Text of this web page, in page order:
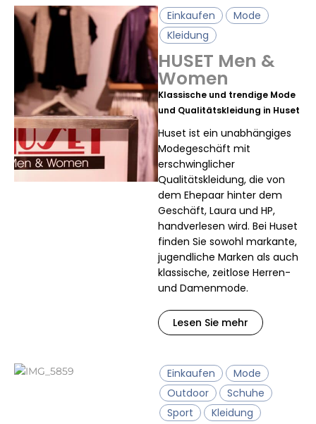
Einkaufen
Mode
Kleidung
HUSET Men &
Women
Klassische und trendige Mode
und Qualitätskleidung in Huset
Huset ist ein unabhängiges
Modegeschäft mit
erschwinglicher
Qualitätskleidung, die von
dem Ehepaar hinter dem
Geschäft, Laura und HP,
handverlesen wird. Bei Huset
finden Sie sowohl markante,
jugendliche Marken als auch
klassische, zeitlose Herren-
und Damenmode.
Lesen Sie mehr
Einkaufen
Mode
Outdoor
Schuhe
Sport
Kleidung